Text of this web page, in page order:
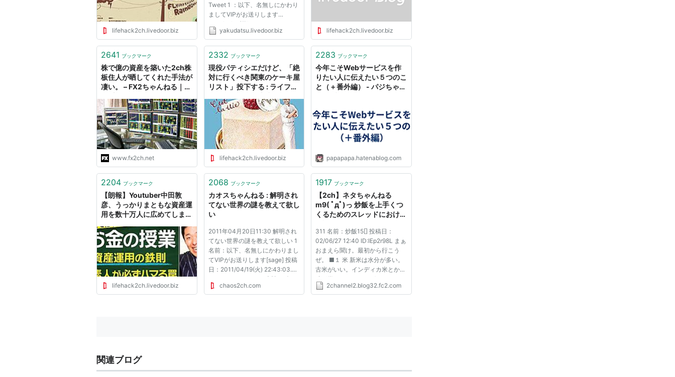
lifehack2ch.livedoor.biz
Tweet 1 ：以下、名無しにかわり
ましてVIPがお送りします
2011/11/13(日) 03:43:48.27
ID:ko6sarLg0 こうゆうのって意
捨てアド
teMail/index.html 十分だけ有...
yakudatsu.livedoor.biz lifehack2ch.livedoor.biz
2641 ブックマーク
株で億の資産を築いた2ch株
板住人が晒してくれた手法が
凄い。 – FX2ちゃんねる｜投
www.fx2ch.net
2332 ブックマーク
現役パティシエだけど、「絶
対に行くべき関東のケーキ屋
リスト」投下する : ライフハ
lifehack2ch.livedoor.biz
2283 ブックマーク
今年こそWebサービスを作
りたい人に伝えたい５つのこ
と（＋番外編） - パジちゃん
papapapa.hatenablog.com
2204 ブックマーク
【朗報】Youtuber中田敦
彦、うっかりまともな資産運
用を数十万人に広めてしま
真っ青 : ライフハックちゃん
ねる弐式
lifehack2ch.livedoor.biz
2068 ブックマーク
カオスちゃんねる : 解明され
てない世界の謎を教えて欲し
い
2011年04月20日11:30 解明され
てない世界の謎を教えて欲しい 1
名前：以下、名無しにかわりまし
てVIPがお送りします[sage] 投稿
日：2011/04/19(火) 22:43:03.26
ID:pI5I4Du60 ～ムー大陸～ 今か
ら約1万2000年前に太平洋にあっ
chaos2ch.com
1917 ブックマーク
【2ch】ネタちゃんねる
m9( ﾟдﾟ)っ 炒飯を上手くつ
くるためのスレッドにおける
311 名前：炒飯15[] 投稿日：
02/06/27 12:40 ID:IEp2r98L まぁ
おまえら聞け。最初から行こう
ぜ。 ■１ 米 新米は水分が多い。
古米がいい。インディカ米とか風
味が嫌いじゃなければそっちもい
い。新米でも水分を少なめにな。
2channel2.blog32.fc2.com
関連ブログ